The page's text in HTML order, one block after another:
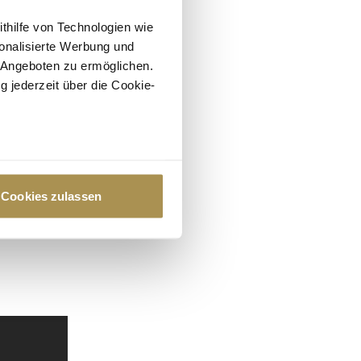
von Technologien wie
Werbung und
zu ermöglichen.
jederzeit über die Cookie-
Präferenzen im
Cookies zulassen